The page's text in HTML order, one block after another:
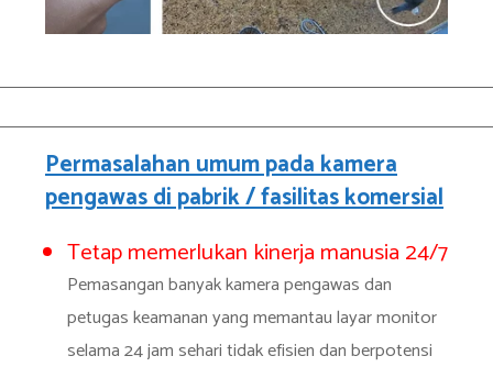
Permasalahan umum pada kamera
pengawas di pabrik / fasilitas komersial
Tetap memerlukan kinerja manusia 24/7
Pemasangan banyak kamera pengawas dan
petugas keamanan yang memantau layar monitor
selama 24 jam sehari tidak efisien dan berpotensi